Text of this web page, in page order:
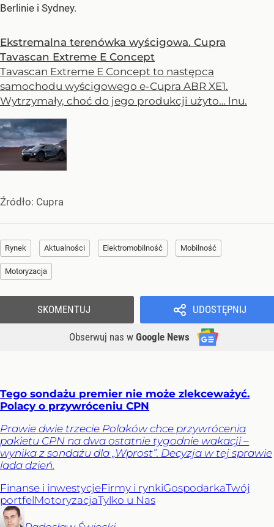
Berlinie i Sydney.
Ekstremalna terenówka wyścigowa. Cupra
Tavascan Extreme E Concept
Tavascan Extreme E Concept to następca
samochodu wyścigowego e-Cupra ABR XE1.
Wytrzymały, choć do jego produkcji użyto… lnu.
Źródło: Cupra
Rynek Aktualności Elektromobilność Mobilność
Motoryzacja
UDOSTĘPNIJ
Obserwuj nas w Google News
SKOMENTUJ
Tego sondażu premier nie może zlekceważyć.
Polacy o przywróceniu CPN
Prawie dwie trzecie Polaków chce przywrócenia
pakietu CPN na dwa ostatnie tygodnie wakacji –
wynika z sondażu dla „Wprost”. Decyzja w tej sprawie
lada dzień.
Finanse i inwestycjeFirmy i rynkiGospodarkaTwój
portfelMotoryzacjaTylko u Nas